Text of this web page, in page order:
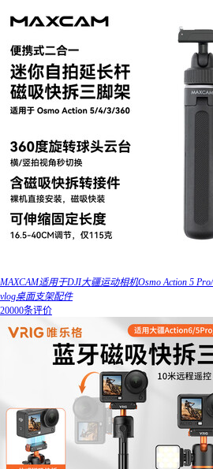
MAXCAM适用于DJI大疆运动相机Osmo Action 5
vlog桌面支架配件
20000条评价